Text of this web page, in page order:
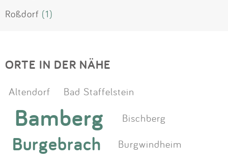
Roßdorf (1)
ORTE IN DER NÄHE
Altendorf Bad Staffelstein
Bamberg Bischberg
Burgebrach
Burgwindheim